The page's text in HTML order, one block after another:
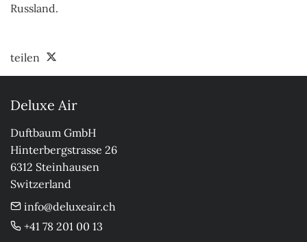
Russland.
teilen
Deluxe Air
Duftbaum GmbH
Hinterbergstrasse 26
6312 Steinhausen
Switzerland
info@deluxeair.ch
+41 78 201 00 13